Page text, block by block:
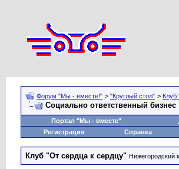
Форум "Мы - вместе!" > "Круглый стол" > Клуб
Социально ответственный бизнес
Портал "Мы - вместе"
Регистрация
Справка
Клуб "От сердца к сердцу" Нижегородский